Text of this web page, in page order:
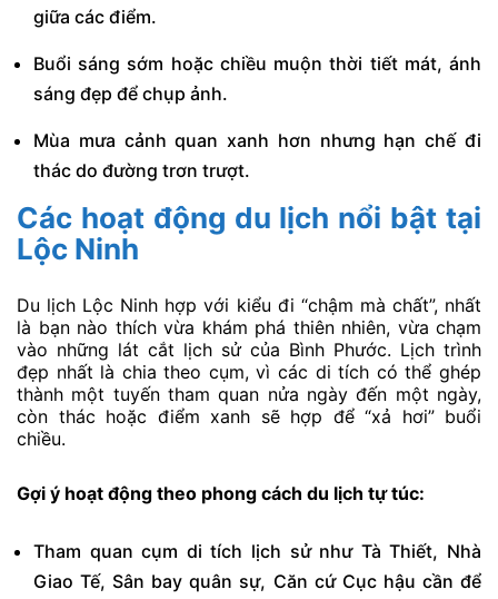
giữa các điểm.
Buổi sáng sớm hoặc chiều muộn thời tiết mát, ánh
sáng đẹp để chụp ảnh.
Mùa mưa cảnh quan xanh hơn nhưng hạn chế đi
thác do đường trơn trượt.
Các hoạt động du lịch nổi bật tại
Lộc Ninh
Du lịch Lộc Ninh hợp với kiểu đi “chậm mà chất”, nhất
là bạn nào thích vừa khám phá thiên nhiên, vừa chạm
vào những lát cắt lịch sử của Bình Phước. Lịch trình
đẹp nhất là chia theo cụm, vì các di tích có thể ghép
thành một tuyến tham quan nửa ngày đến một ngày,
còn thác hoặc điểm xanh sẽ hợp để “xả hơi” buổi
chiều.
Gợi ý hoạt động theo phong cách du lịch tự túc:
Tham quan cụm di tích lịch sử như Tà Thiết, Nhà
Giao Tế, Sân bay quân sự, Căn cứ Cục hậu cần để